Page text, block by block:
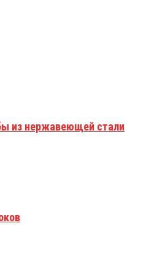
из нержавеющей стали